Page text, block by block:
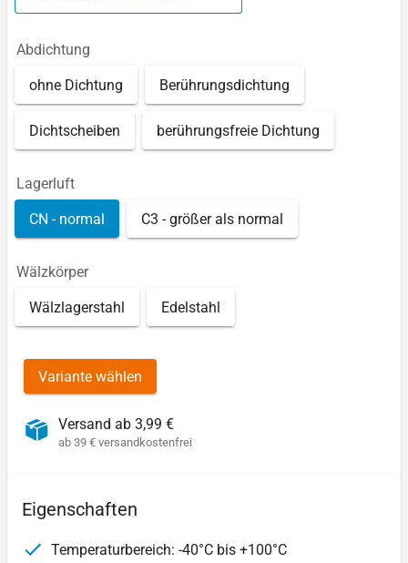
Abdichtung
ohne Dichtung Berührungsdichtung
Dichtscheiben berührungsfreie Dichtung
Lagerluft
CN - normal C3 - größer als normal
Wälzkörper
Wälzlagerstahl Edelstahl
Variante wählen
Versand ab 3,99 €
ab 39 € versandkostenfrei
Eigenschaften
Temperaturbereich: -40°C bis +100°C